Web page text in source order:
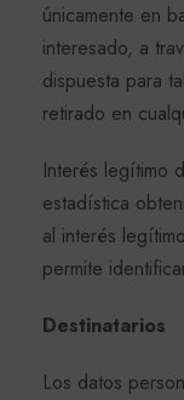
únicamente en
interesado, a
dispuesta para
retirado en
Interés legítimo
estadística
al interés
permite
Destinatarios
Los datos